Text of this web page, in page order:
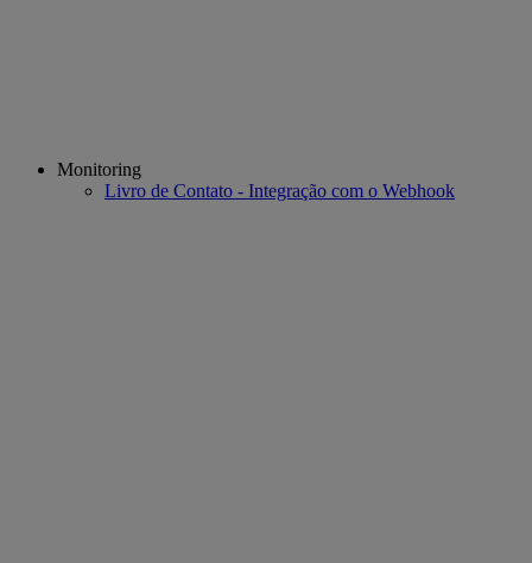
Monitoring
Livro de Contato - Integração com o Webhook